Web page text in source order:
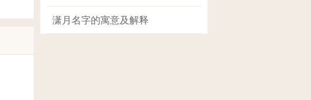
潇月名字的寓意及解释